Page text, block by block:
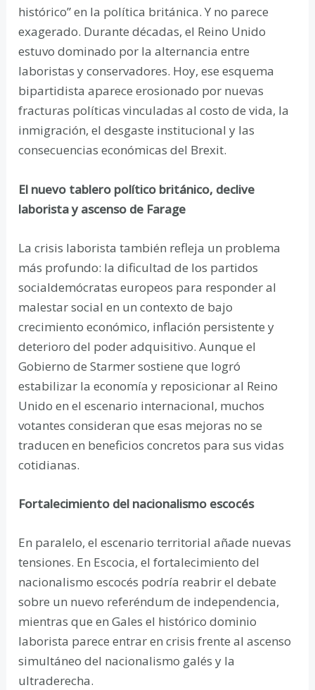
histórico” en la política británica. Y no parece
exagerado. Durante décadas, el Reino Unido
estuvo dominado por la alternancia entre
laboristas y conservadores. Hoy, ese esquema
bipartidista aparece erosionado por nuevas
fracturas políticas vinculadas al costo de vida, la
inmigración, el desgaste institucional y las
consecuencias económicas del Brexit.
El nuevo tablero político británico, declive
laborista y ascenso de Farage
La crisis laborista también refleja un problema
más profundo: la dificultad de los partidos
socialdemócratas europeos para responder al
malestar social en un contexto de bajo
crecimiento económico, inflación persistente y
deterioro del poder adquisitivo. Aunque el
Gobierno de Starmer sostiene que logró
estabilizar la economía y reposicionar al Reino
Unido en el escenario internacional, muchos
votantes consideran que esas mejoras no se
traducen en beneficios concretos para sus vidas
cotidianas.
Fortalecimiento del nacionalismo escocés
En paralelo, el escenario territorial añade nuevas
tensiones. En Escocia, el fortalecimiento del
nacionalismo escocés podría reabrir el debate
sobre un nuevo referéndum de independencia,
mientras que en Gales el histórico dominio
laborista parece entrar en crisis frente al ascenso
simultáneo del nacionalismo galés y la
ultraderecha.